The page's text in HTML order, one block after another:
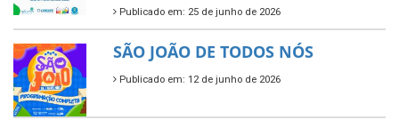
Publicado em: 25 de junho de 2026
SÃO JOÃO DE TODOS NÓS
Publicado em: 12 de junho de 2026